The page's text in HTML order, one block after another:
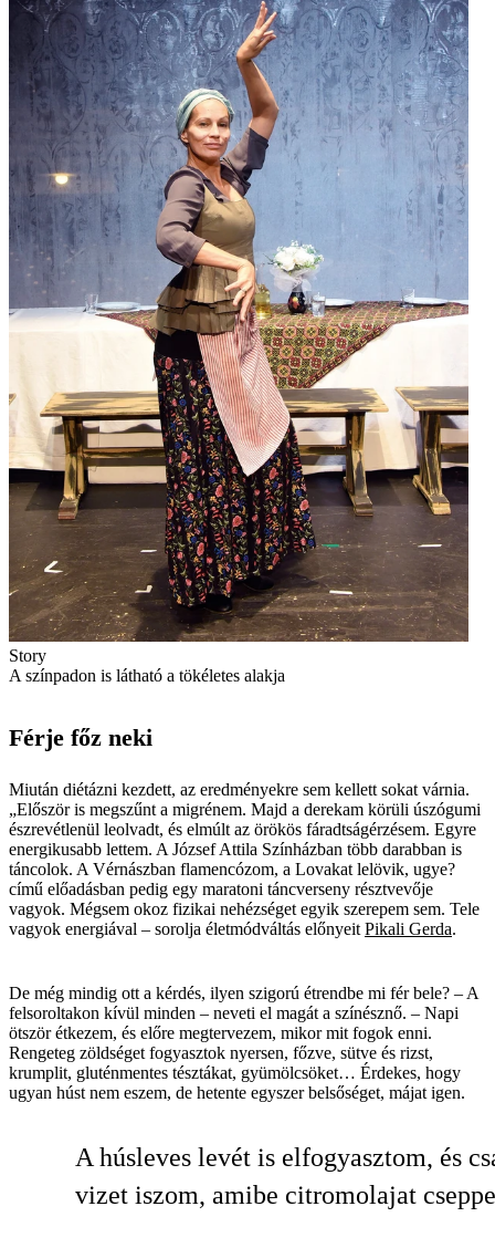
Story
A színpadon is látható a tökéletes alakja
Férje főz neki
Miután diétázni kezdett, az eredményekre sem kellett sokat várnia.
„Először is megszűnt a migrénem. Majd a derekam körüli úszógumi
észrevétlenül leolvadt, és elmúlt az örökös fáradtságérzésem. Egyre
energikusabb lettem. A József Attila Színházban több darabban is
táncolok. A Vérnászban flamencózom, a Lovakat lelövik, ugye?
című előadásban pedig egy maratoni táncverseny résztvevője
vagyok. Mégsem okoz fizikai nehézséget egyik szerepem sem. Tele
vagyok energiával – sorolja életmódváltás előnyeit Pikali Gerda.
De még mindig ott a kérdés, ilyen szigorú étrendbe mi fér bele? – A
felsoroltakon kívül minden – neveti el magát a színésznő. – Napi
ötször étkezem, és előre megtervezem, mikor mit fogok enni.
Rengeteg zöldséget fogyasztok nyersen, főzve, sütve és rizst,
krumplit, gluténmentes tésztákat, gyümölcsöket… Érdekes, hogy
ugyan húst nem eszem, de hetente egyszer belsőséget, májat igen.
A húsleves levét is elfogyasztom, és
vizet iszom, amibe citromolajat